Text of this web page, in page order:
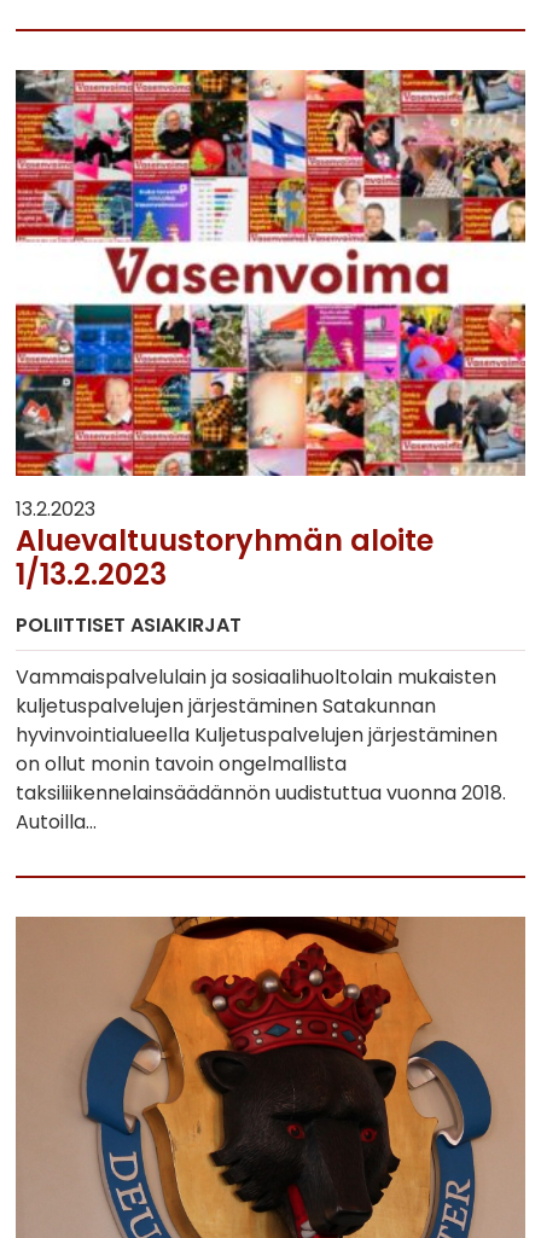
13.2.2023
Aluevaltuustoryhmän aloite
1/13.2.2023
POLIITTISET ASIAKIRJAT
Vammaispalvelulain ja sosiaalihuoltolain mukaisten
kuljetuspalvelujen järjestäminen Satakunnan
hyvinvointialueella Kuljetuspalvelujen järjestäminen
on ollut monin tavoin ongelmallista
taksiliikennelainsäädännön uudistuttua vuonna 2018.
Autoilla…